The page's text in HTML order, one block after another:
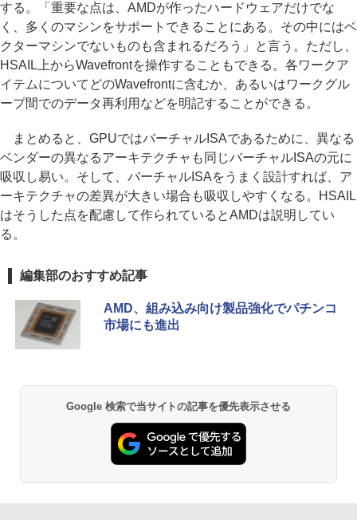
する。「重要な点は、AMDが作ったハードウェアだけでな
く、多くのマシンをサポートできることにある。その中にはベ
クターマシンでないものも含まれるだろう」と言う。ただし、
HSAIL上からWavefrontを操作することもできる。各ワークア
イテムについてどのWavefrontに含むか、あるいはワークグル
ープ間でのデータ再利用などを明記することができる。
まとめると、GPUではバーチャルISAであるために、異なる
ベンダーの異なるアーキテクチャも同じバーチャルISAの元に
吸収し易い。そして、バーチャルISAをうまく設計すれば、ア
ーキテクチャの差異が大きい場合も吸収しやすくなる。HSAIL
はそうした点を配慮して作られているとAMDは説明してい
る。
編集部のおすすめ記事
AMD、組み込み向け製品強化でパチンコ
市場にも進出
Google 検索で当サイトの記事を優先表示させる